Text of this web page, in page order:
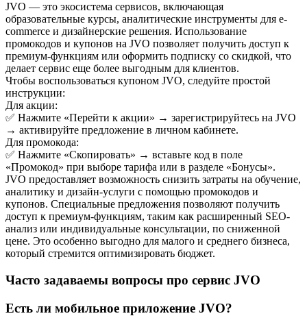
JVO — это экосистема сервисов, включающая
образовательные курсы, аналитические инструменты для e-
commerce и дизайнерские решения. Использование
промокодов и купонов на JVO позволяет получить доступ к
премиум-функциям или оформить подписку со скидкой, что
делает сервис еще более выгодным для клиентов.
Чтобы воспользоваться купоном JVO, следуйте простой
инструкции:
Для акции:
✅ Нажмите «Перейти к акции» → зарегистрируйтесь на JVO
→ активируйте предложение в личном кабинете.
Для промокода:
✅ Нажмите «Скопировать» → вставьте код в поле
«Промокод» при выборе тарифа или в разделе «Бонусы».
JVO предоставляет возможность снизить затраты на обучение,
аналитику и дизайн-услуги с помощью промокодов и
купонов. Специальные предложения позволяют получить
доступ к премиум-функциям, таким как расширенный SEO-
анализ или индивидуальные консультации, по сниженной
цене. Это особенно выгодно для малого и среднего бизнеса,
который стремится оптимизировать бюджет.
Часто задаваемы вопросы про сервис JVO
Есть ли мобильное приложение JVO?